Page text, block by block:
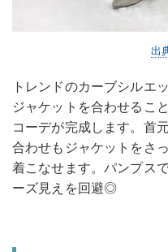
出
トレンドのカーブシルエ
ジャケットを合わせるこ
コーデが完成します。首
合わせもジャケットをさ
着こなせます。パンプス
ーズ見えを回避◎